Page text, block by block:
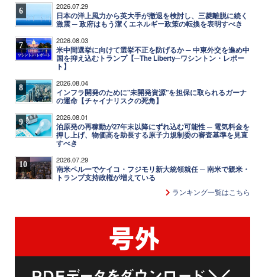
6 2026.07.29
日本の洋上風力から英大手が撤退を検討し、三菱離脱に続く
激震 ─ 政府はもう潔くエネルギー政策の転換を表明すべき
7 2026.08.03
米中間選挙に向けて選挙不正を防げるか ─ 中東外交を進め中
国を抑え込むトランプ【─The Liberty─ワシントン・レポー
ト】
8 2026.08.04
インフラ開発のために"未開発資源"を担保に取られるガーナ
の運命【チャイナリスクの死角】
9 2026.08.01
泊原発の再稼動が27年末以降にずれ込む可能性 ─ 電気料金を
押し上げ、物価高を助長する原子力規制委の審査基準を見直
すべき
10 2026.07.29
南米ペルーでケイコ・フジモリ新大統領就任 ─ 南米で親米・
トランプ支持政権が増えている
ランキング一覧はこちら